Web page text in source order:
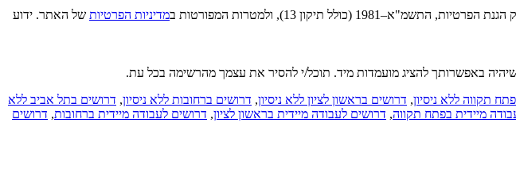
תיקון 13), ולמטרות המפורטות ב
מדיניות הפרטיות של האתר. ידוע
באפשרותך להציג מועמדות מיד. תוכל/י להסיר את עצמך מהרשימה בכל עת.
תקווה ללא ניסיון, דרושים בראשון לציון ללא ניסיון, דרושים ברחובות ללא ניסיון, דרושים בתל אביב ללא
מיידית בפתח תקווה, דרושים לעבודה מיידית בראשון לציון, דרושים לעבודה מיידית ברחובות, דרושים